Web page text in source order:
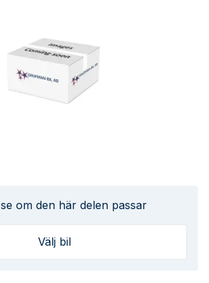
om den här delen passar
Välj bil